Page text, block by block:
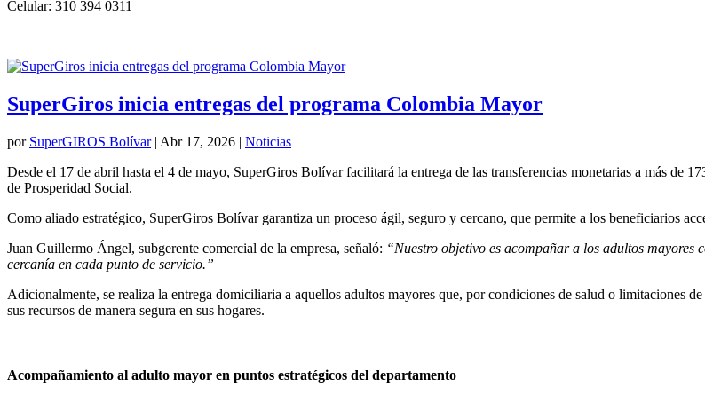
Celular: 310 394 0311
SuperGiros inicia entregas del programa Colombia Mayor
por SuperGIROS Bolívar| Abr 17, 2026 | Noticias
Desde el 17 de abril hasta el 4 de mayo, SuperGiros Bolívar facilitará la entrega de las transferencias monetarias a más de
de Prosperidad Social.
Como aliado estratégico, SuperGiros Bolívar garantiza un proceso ágil, seguro y cercano, que permite a los beneficiarios
Juan Guillermo Ángel, subgerente comercial de la empresa, señaló: “Nuestro objetivo es acompañar a los adultos
cercanía en cada punto de servicio.”
Adicionalmente, se realiza la entrega domiciliaria a aquellos adultos mayores que, por condiciones de salud o limitaciones
sus recursos de manera segura en sus hogares.
Acompañamiento al adulto mayor en puntos estratégicos del departamento